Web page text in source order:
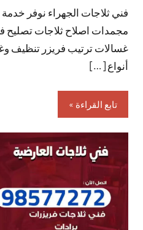
فني ثلاجات الجهراء نوفر
مجمدات اصلاح ثلاجات تصليح
غسالات ترتيب فريزر تنظيف
أنواع […]
تابع القراءة